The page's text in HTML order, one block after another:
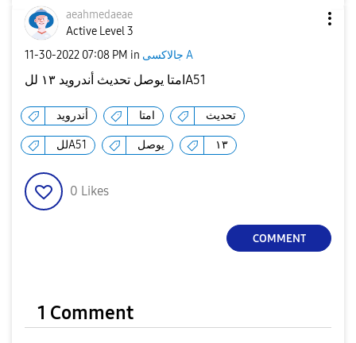
aeahmedaeae
Active Level 3
‎11-30-2022 07:08 PM in جالاكسى A
امتا يوصل تحديث أندرويد ١٣ للA51
أندرويد امتا تحديث
للA51 يوصل ١٣
0 Likes
COMMENT
1 Comment